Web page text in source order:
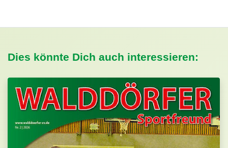
Dies könnte Dich auch interessieren: